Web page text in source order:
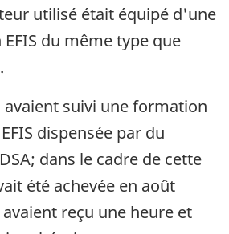
utilisé était équipé d'une
du même type que
avaient suivi une formation
dispensée par du
dans le cadre de cette
été achevée en août
reçu une heure et